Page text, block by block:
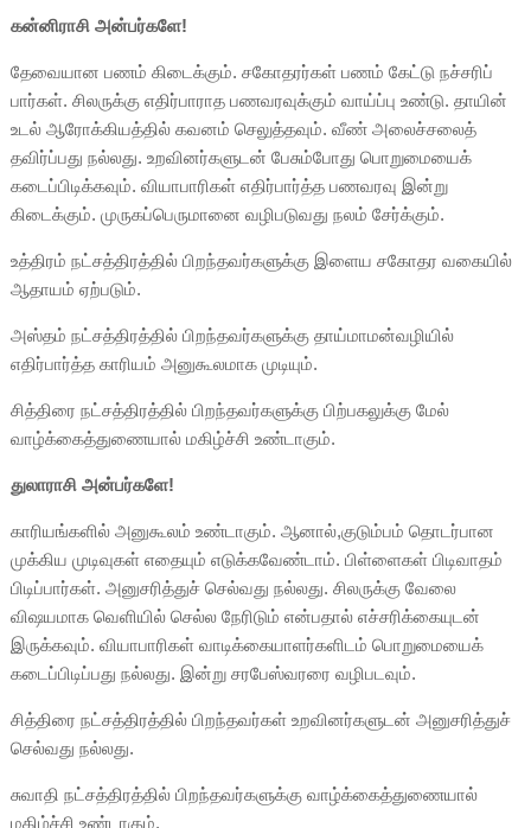
கன்னிராசி அன்பர்களே!
தேவையான பணம் கிடைக்கும். சகோதரர்கள் பணம் கேட்டு நச்சரிப்
பார்கள். சிலருக்கு எதிர்பாராத பணவரவுக்கும் வாய்ப்பு உண்டு. தாயின்
உடல் ஆரோக்கியத்தில் கவனம் செலுத்தவும். வீண் அலைச்சலைத்
தவிர்ப்பது நல்லது. உறவினர்களுடன் பேசும்போது பொறுமையைக்
கடைப்பிடிக்கவும். வியாபாரிகள் எதிர்பார்த்த பணவரவு இன்று
கிடைக்கும். முருகப்பெருமானை வழிபடுவது நலம் சேர்க்கும்.
உத்திரம் நட்சத்திரத்தில் பிறந்தவர்களுக்கு இளைய சகோதர வகையில்
ஆதாயம் ஏற்படும்.
அஸ்தம் நட்சத்திரத்தில் பிறந்தவர்களுக்கு தாய்மாமன்வழியில்
எதிர்பார்த்த காரியம் அனுகூலமாக முடியும்.
சித்திரை நட்சத்திரத்தில் பிறந்தவர்களுக்கு பிற்பகலுக்கு மேல்
வாழ்க்கைத்துணையால் மகிழ்ச்சி உண்டாகும்.
துலாராசி அன்பர்களே!
காரியங்களில் அனுகூலம் உண்டாகும். ஆனால்,குடும்பம் தொடர்பான
முக்கிய முடிவுகள் எதையும் எடுக்கவேண்டாம். பிள்ளைகள் பிடிவாதம்
பிடிப்பார்கள். அனுசரித்துச் செல்வது நல்லது. சிலருக்கு வேலை
விஷயமாக வெளியில் செல்ல நேரிடும் என்பதால் எச்சரிக்கையுடன்
இருக்கவும். வியாபாரிகள் வாடிக்கையாளர்களிடம் பொறுமையைக்
கடைப்பிடிப்பது நல்லது. இன்று சரபேஸ்வரரை வழிபடவும்.
சித்திரை நட்சத்திரத்தில் பிறந்தவர்கள் உறவினர்களுடன் அனுசரித்துச்
செல்வது நல்லது.
சுவாதி நட்சத்திரத்தில் பிறந்தவர்களுக்கு வாழ்க்கைத்துணையால்
மகிழ்ச்சி உண்டாகும்.